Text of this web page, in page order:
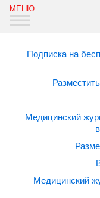
Подписка на
Медицинский
Медицинский